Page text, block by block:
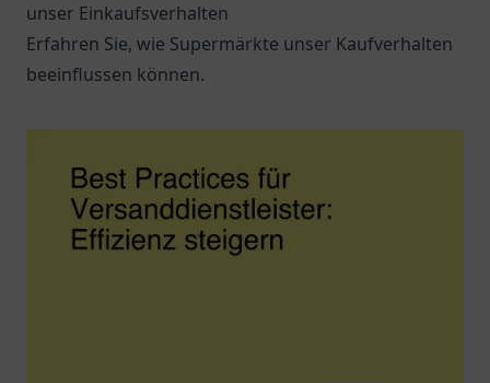
unser Einkaufsverhalten
Erfahren Sie, wie Supermärkte unser Kaufverhalten
beeinflussen können.